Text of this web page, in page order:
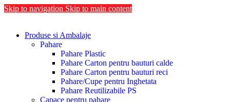
Skip to navigation Skip to main content
Produse si Ambalaje
Pahare
Pahare Plastic
Pahare Carton pentru bauturi calde
Pahare Carton pentru bauturi reci
Pahare/Cupe pentru Inghetata
Pahare Reutilizabile PS
Capace pentru pahare